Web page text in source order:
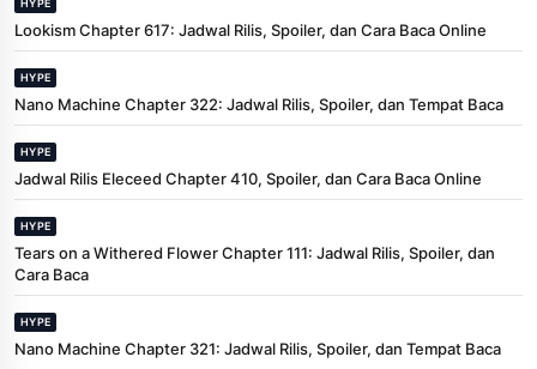
Lookism Chapter 617: Jadwal Rilis, Spoiler, dan Cara Baca Online
HYPE
Nano Machine Chapter 322: Jadwal Rilis, Spoiler, dan Tempat Baca
HYPE
Jadwal Rilis Eleceed Chapter 410, Spoiler, dan Cara Baca Online
HYPE
Tears on a Withered Flower Chapter 111: Jadwal Rilis, Spoiler, dan
Cara Baca
HYPE
Nano Machine Chapter 321: Jadwal Rilis, Spoiler, dan Tempat Baca